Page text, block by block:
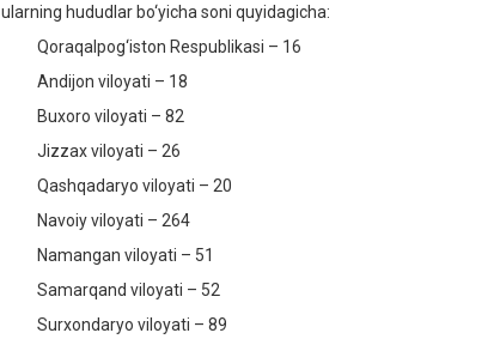
ularning hududlar bo‘yicha soni quyidagicha:
Qoraqalpog‘iston Respublikasi – 16
Andijon viloyati – 18
Buxoro viloyati – 82
Jizzax viloyati – 26
Qashqadaryo viloyati – 20
Navoiy viloyati – 264
Namangan viloyati – 51
Samarqand viloyati – 52
Surxondaryo viloyati – 89